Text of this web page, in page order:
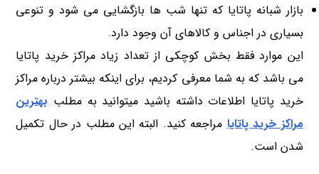
بازار شبانه پاتایا که تنها شب ها بازگشایی می شود و تنوعی
بسیاری در اجناس و کالاهای آن وجود دارد.
این موارد فقط بخش کوچکی از تعداد زیاد مراکز خرید پاتایا
می باشد که به شما معرفی کردیم، برای اینکه بیشتر درباره مراکز
خرید پاتایا اطلاعات داشته باشید میتوانید به مطلببهترین
مراکز خرید پاتایامراجعه کنید. البته این مطلب در حال تکمیل
شدن است.